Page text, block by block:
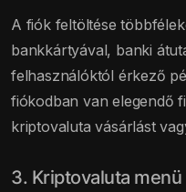
A fiók feltöltése
bankkártyával, banki
felhasználóktól érkező
fiókodban van elegendő
kriptovaluta vásárlást
3. Kriptovaluta